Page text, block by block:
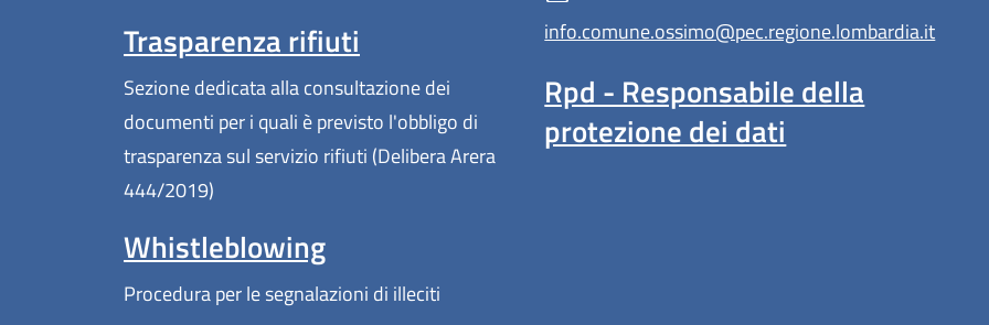
Trasparenza rifiuti
Sezione dedicata alla consultazione dei
documenti per i quali è previsto l'obbligo di
trasparenza sul servizio rifiuti (Delibera Arera
444/2019)
Whistleblowing
Procedura per le segnalazioni di illeciti
info.comune.ossimo@pec.regione.lombardia.it
Rpd - Responsabile della
protezione dei dati